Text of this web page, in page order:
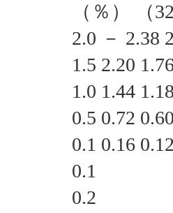
（％） （
2.0 － 2.38
1.5 2.20
1.0 1.44
0.5 0.72
0.1 0.16
0.1
0.2